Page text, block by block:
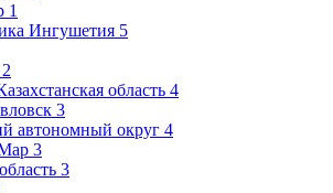
1
Ингушетия 5
2
область 4
3
автономный округ 4
3
3